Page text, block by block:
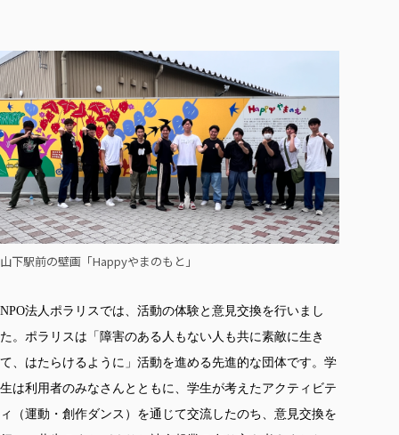
山下駅前の壁画「Happyやまのもと」
NPO法人ポラリスでは、活動の体験と意見交換を行いまし
た。ポラリスは「障害のある人もない人も共に素敵に生き
て、はたらけるように」活動を進める先進的な団体です。学
生は利用者のみなさんとともに、学生が考えたアクティビテ
ィ（運動・創作ダンス）を通じて交流したのち、意見交換を